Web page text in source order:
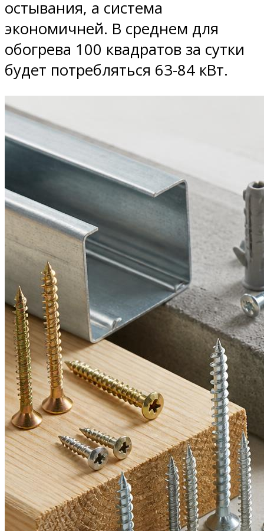
остывания, а система
экономичней. В среднем для
обогрева 100 квадратов за сутки
будет потребляться 63-84 кВт.